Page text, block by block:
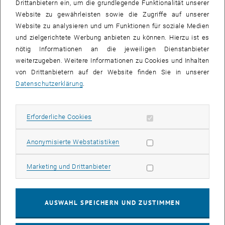
Datenbanktheorie, Endliche Modelltheorie und Komplexitätstheorie.
In all diesen Gebieten hat Helmut Veith wesentliche Beiträge
geleistet. Seine Forschungsresultate sind in einer Vielzahl von
Publikationen in den angesehensten Zeitschriften und Konferenz-
Proceedings erschienen. Sein interdisziplinäres
Forschungsverständnis und sein von Neugier und Anwendungen
verschiedenen Bereichen Bekanntheit erlangte und hoch geschätzt
Hauptforschungsgebiet war Helmut Veith Mitherausgeber des
erscheint, Program Co-Chair der CAV Konferenz im Jahr 2013 sowie
Nach seiner Rückkehr an die TU Wien hat Helmut Veith es als
Universität in den logik-affinen Bereichen Datenbanken, Artificial
Intelligence, Wissensbasierte Systeme und Automatische
Drittanbietern ein, um die grundlegende Funktionalität unserer
Website zu gewährleisten sowie die Zugriffe auf unserer
Website zu analysieren und um Funktionen für soziale Medien
und zielgerichtete Werbung anbieten zu können. Hierzu ist es
nötig Informationen an die jeweiligen Dienstanbieter
weiterzugeben. Weitere Informationen zu Cookies und Inhalten
von Drittanbietern auf der Website finden Sie in unserer
Datenschutzerklärung
Erforderliche Cookies Erforderliche Cookies zulassen
Anonymisierte WebstatistikenStatistik Cookies zulassen
Marketing und DrittanbieterMarketing Cookies zulassen
AUSWAHL SPEICHERN UND ZUSTIMMEN